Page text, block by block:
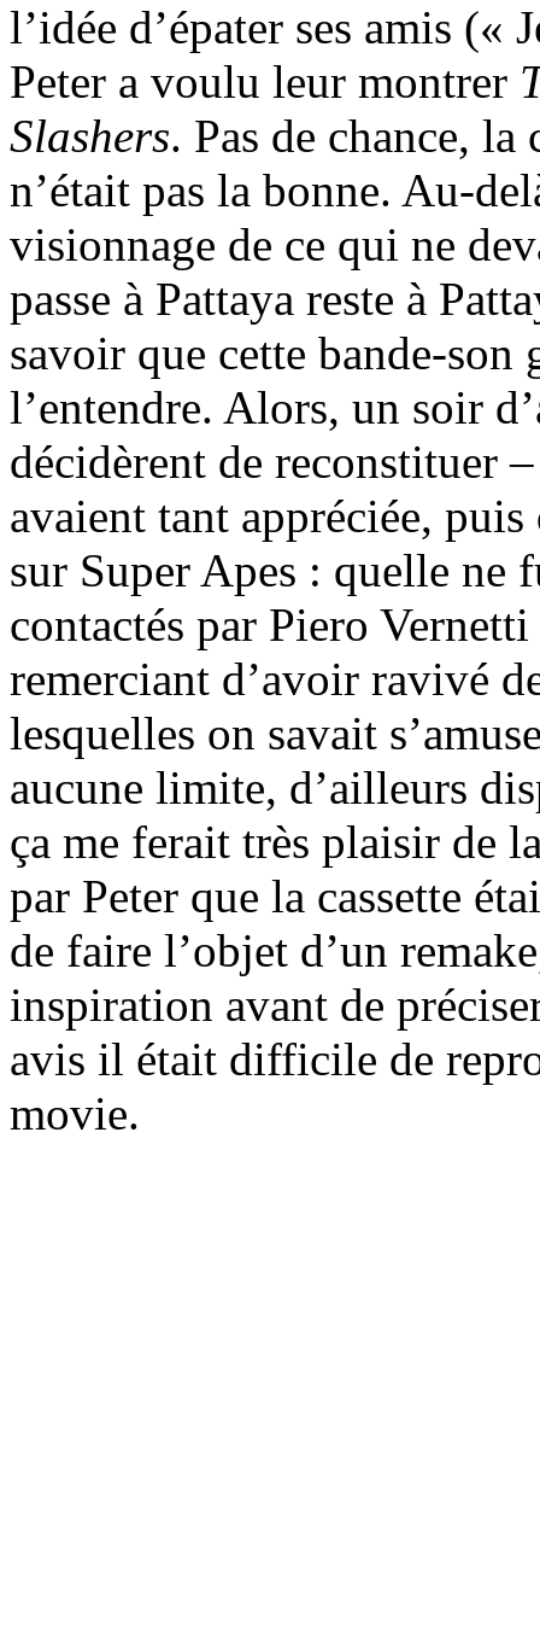
l’idée d’épater ses amis
Peter a voulu leur montrer
Slashers. Pas de chance, la
n’était pas la bonne. Au-
visionnage de ce qui ne
passe à Pattaya reste à
savoir que cette bande-
l’entendre. Alors, un soir
décidèrent de reconstituer
avaient tant appréciée,
sur Super Apes : quelle ne
contactés par Piero
remerciant d’avoir ravivé
lesquelles on savait
aucune limite, d’ailleurs
ça me ferait très plaisir de
par Peter que la cassette
de faire l’objet d’un
inspiration avant de
avis il était difficile de
movie.